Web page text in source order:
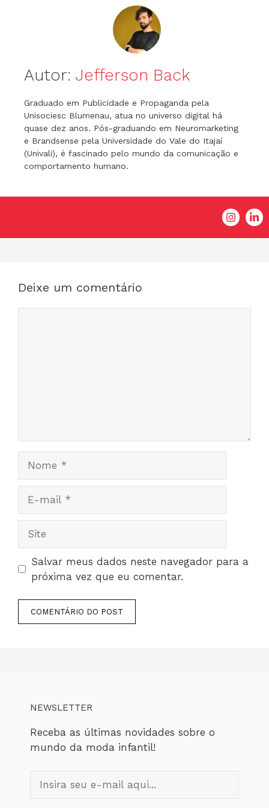
Autor: Jefferson Back
Graduado em Publicidade e Propaganda pela
Unisociesc Blumenau, atua no universo digital há
quase dez anos. Pós-graduando em Neuromarketing
e Brandsense pela Universidade do Vale do Itajaí
(Univali), é fascinado pelo mundo da comunicação e
comportamento humano.
Deixe um comentário
mail
Salvar meus dados neste navegador para a
próxima vez que eu comentar.
NEWSLETTER
Receba as últimas novidades sobre o
mundo da moda infantil!